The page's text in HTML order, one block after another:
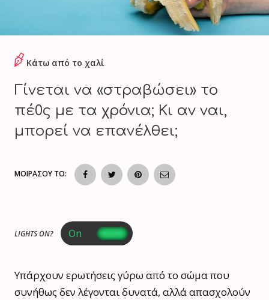
Κάτω από το χαλί
Γίνεται να «στραβώσει» το
πέ0ς με τα χρόνια; Κι αν ναι,
μπορεί να επανέλθει;
ΜΟΙΡΑΣΟΥ ΤΟ:
LIGHTS ON?
Υπάρχουν ερωτήσεις γύρω από το σώμα που
συνήθως δεν λέγονται δυνατά, αλλά απασχολούν